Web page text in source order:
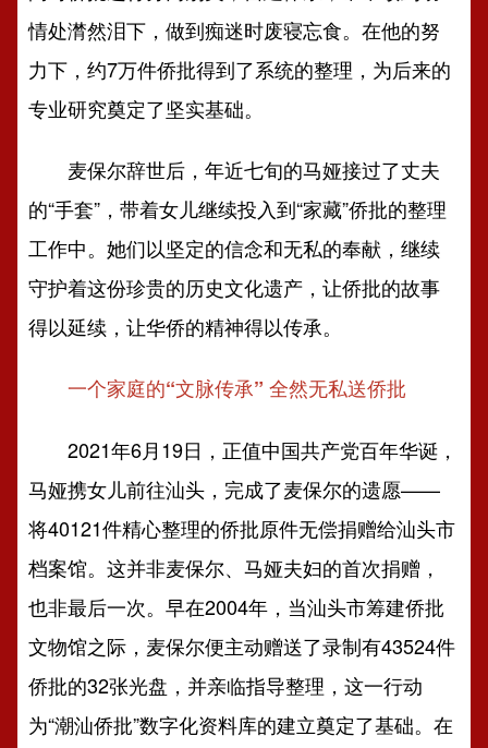
情处潸然泪下，做到痴迷时废寝忘食。在他的努
力下，约7万件侨批得到了系统的整理，为后来的
专业研究奠定了坚实基础。
麦保尔辞世后，年近七旬的马娅接过了丈夫
的“手套”，带着女儿继续投入到“家藏”侨批的整理
工作中。她们以坚定的信念和无私的奉献，继续
守护着这份珍贵的历史文化遗产，让侨批的故事
得以延续，让华侨的精神得以传承。
一个家庭的“文脉传承” 全然无私送侨批
2021年6月19日，正值中国共产党百年华诞，
马娅携女儿前往汕头，完成了麦保尔的遗愿——
将40121件精心整理的侨批原件无偿捐赠给汕头市
档案馆。这并非麦保尔、马娅夫妇的首次捐赠，
也非最后一次。早在2004年，当汕头市筹建侨批
文物馆之际，麦保尔便主动赠送了录制有43524件
侨批的32张光盘，并亲临指导整理，这一行动
为“潮汕侨批”数字化资料库的建立奠定了基础。在